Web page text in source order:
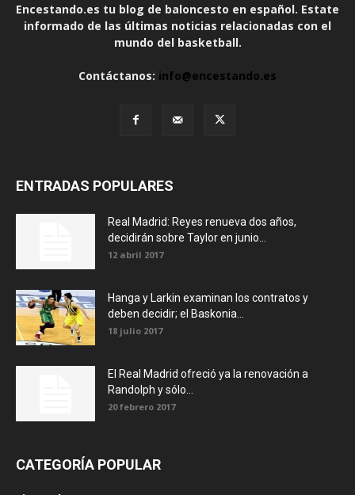
Encestando.es tu blog de baloncesto en español. Estate
informado de las últimas noticias relacionadas con el
mundo del basketball.
Contáctanos: info@encestando.es
ENTRADAS POPULARES
Real Madrid: Reyes renueva dos años,
decidirán sobre Taylor en junio...
12 abril 2017
Hanga y Larkin examinan los contratos y
deben decidir; el Baskonia...
18 julio 2017
El Real Madrid ofreció ya la renovación a
Randolph y sólo...
20 febrero 2017
CATEGORÍA POPULAR